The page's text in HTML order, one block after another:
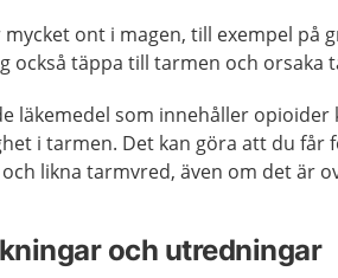
mycket ont i magen, till exempel på
också täppa till tarmen och orsaka
läkemedel som innehåller opioider
i tarmen. Det kan göra att du får
likna tarmvred, även om det är
och utredningar